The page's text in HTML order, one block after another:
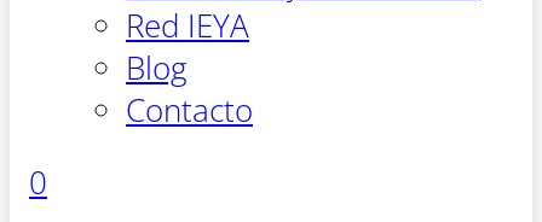
Red IEYA
Blog
Contacto
0